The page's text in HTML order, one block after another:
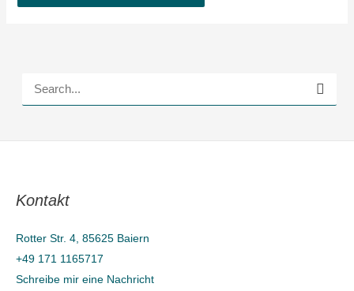
c
n
a
c
Kontakt
Rotter Str. 4, 85625 Baiern
+49 171 1165717
Schreibe mir eine Nachricht